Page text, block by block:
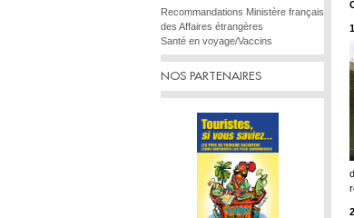
Recommandations Ministère français
des Affaires étrangères
Santé en voyage/Vaccins
NOS PARTENAIRES